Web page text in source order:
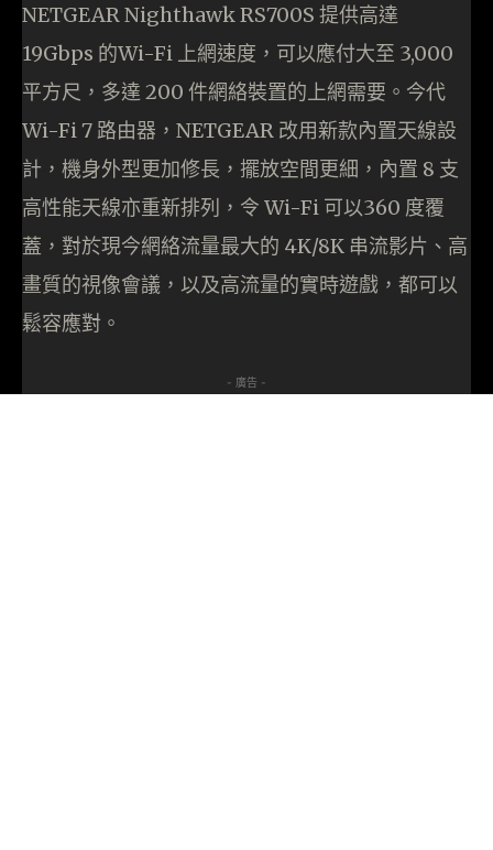
NETGEAR Nighthawk RS700S 提供高達
19Gbps 的Wi-Fi 上網速度，可以應付大至 3,000
平方尺，多達 200 件網絡裝置的上網需要。今代
Wi-Fi 7 路由器，NETGEAR 改用新款內置天線設
計，機身外型更加修長，擺放空間更細，內置 8 支
高性能天線亦重新排列，令 Wi-Fi 可以360 度覆
蓋，對於現今網絡流量最大的 4K/8K 串流影片、高
畫質的視像會議，以及高流量的實時遊戲，都可以
鬆容應對。
- 廣告 -